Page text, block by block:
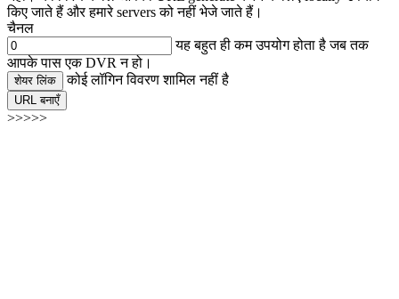
किए जाते हैं और हमारे servers को नहीं भेजे जाते हैं।
चैनल
यह बहुत ही कम उपयोग होता है जब तक
आपके पास एक DVR न हो।
शेयर लिंक कोई लॉगिन विवरण शामिल नहीं है
URL बनाएँ
>>>>>